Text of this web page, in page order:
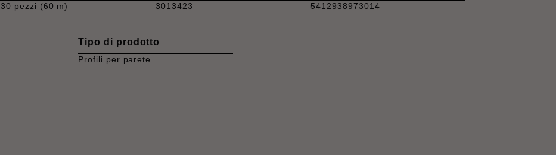
30 pezzi (60 m) 3013423 5412938973014
Tipo di prodotto
Profili per parete